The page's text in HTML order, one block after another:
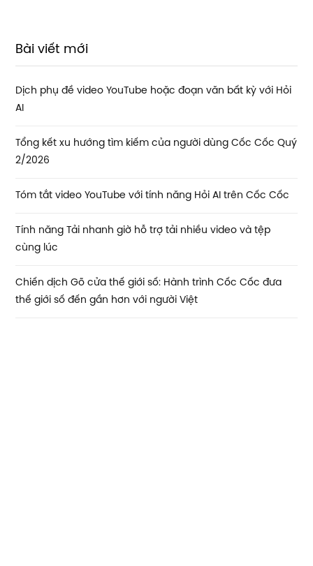
Bài viết mới
Dịch phụ đề video YouTube hoặc đoạn văn bất kỳ với Hỏi
AI
Tổng kết xu hướng tìm kiếm của người dùng Cốc Cốc Quý
2/2026
Tóm tắt video YouTube với tính năng Hỏi AI trên Cốc Cốc
Tính năng Tải nhanh giờ hỗ trợ tải nhiều video và tệp
cùng lúc
Chiến dịch Gõ cửa thế giới số: Hành trình Cốc Cốc đưa
thế giới số đến gần hơn với người Việt